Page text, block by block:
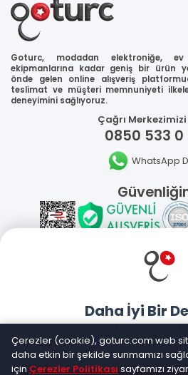
Goturc, modadan elektroniğe,
ekipmanlarına kadar geniş bir ürün
önde gelen online alışveriş
teslimat ve müşteri memnuniyeti
deneyimini sağlıyoruz.
Çağrı Merkezimizi
0850 533 0
WhatsApp
Sosyal
Mobil
Daha İyi Bir
Goturc mobil uygulamasıyla daha
yapın
Çerezler (cookie), goturc.com web
daha etkin bir şekilde sunmamızı
için Çerezler Politikası sayfamızı